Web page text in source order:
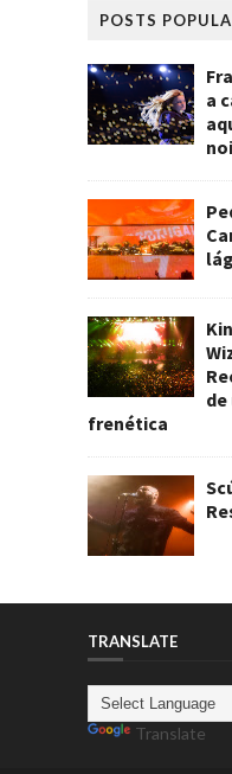
POSTS
a
de
frenética
TRANSLATE
Translate